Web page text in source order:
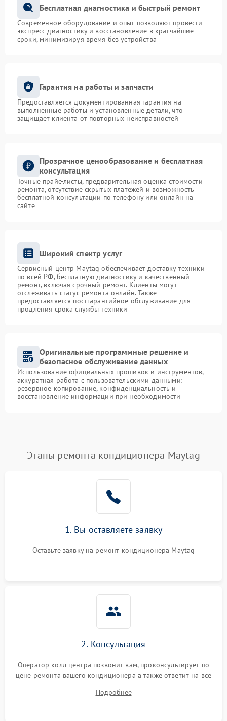
Бесплатная диагностика и быстрый ремонт
Современное оборудование и опыт позволяют провести
экспресс-диагностику и восстановление в кратчайшие
сроки, минимизируя время без устройства
Гарантия на работы и запчасти
Предоставляется документированная гарантия на
выполненные работы и установленные детали, что
защищает клиента от повторных неисправностей
Прозрачное ценообразование и бесплатная
консультация
Точные прайс-листы, предварительная оценка стоимости
ремонта, отсутствие скрытых платежей и возможность
бесплатной консультации по телефону или онлайн на
сайте
Широкий спектр услуг
Сервисный центр Maytag обеспечивает доставку техники
по всей РФ, бесплатную диагностику и качественный
ремонт, включая срочный ремонт. Клиенты могут
отслеживать статус ремонта онлайн. Также
предоставляется постгарантийное обслуживание для
продления срока службы техники
Оригинальные программные решение и
безопасное обслуживание данных
Использование официальных прошивок и инструментов,
аккуратная работа с пользовательскими данными:
резервное копирование, конфиденциальность и
восстановление информации при необходимости
Этапы ремонта кондиционера Maytag
1. Вы оставляете заявку
Оставьте заявку на ремонт кондиционера Maytag
2. Консультация
Оператор колл центра позвонит вам, проконсультирует по
цене ремонта вашего кондиционера а также ответит на все
Подробнее